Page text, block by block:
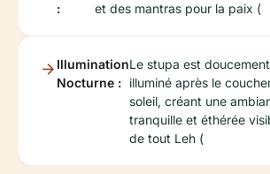
:
et des mantras pour la paix (
Illumination
Nocturne :
Le stupa est doucement
illuminé après le
soleil, créant une
tranquille et éthérée
de tout Leh (